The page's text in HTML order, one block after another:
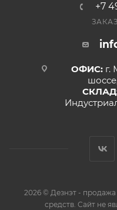
+7
ОФИС: г.
2026 © Дезнэт -
средств. Сайт не